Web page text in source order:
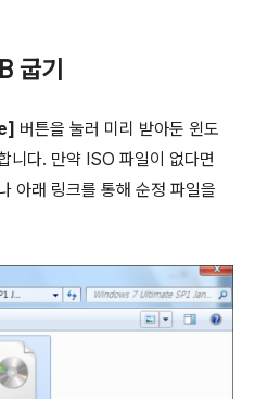
굽기
버튼을 눌러 미리 받아둔 윈도
니다. 만약 ISO 파일이 없다면
아래 링크를 통해 순정 파일을